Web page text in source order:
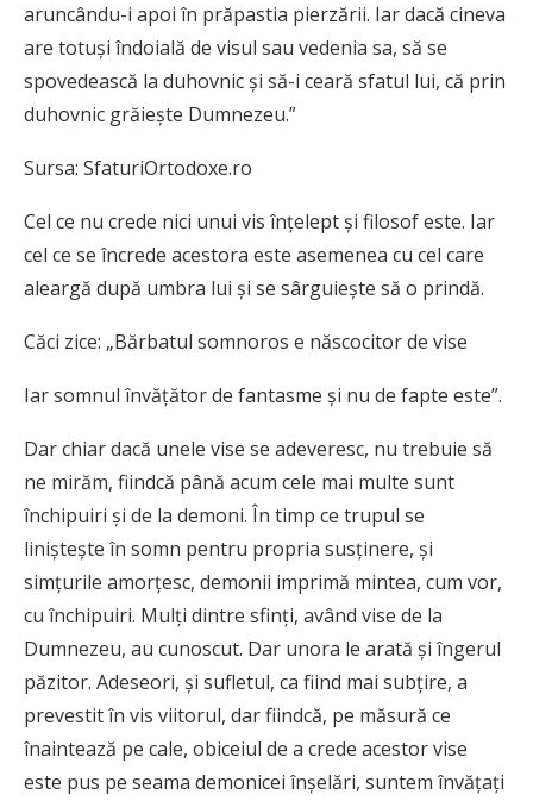
aruncându-i apoi în prăpastia pierzării. Iar dacă cineva
are totuși îndoială de visul sau vedenia sa, să se
spovedească la duhovnic și să-i ceară sfatul lui, că prin
duhovnic grăiește Dumnezeu.”
Sursa: SfaturiOrtodoxe.ro
Cel ce nu crede nici unui vis înțelept și filosof este. Iar
cel ce se încrede acestora este asemenea cu cel care
aleargă după umbra lui și se sârguiește să o prindă.
Căci zice: „Bărbatul somnoros e născocitor de vise
Iar somnul învățător de fantasme și nu de fapte este”.
Dar chiar dacă unele vise se adeveresc, nu trebuie să
ne mirăm, fiindcă până acum cele mai multe sunt
închipuiri și de la demoni. În timp ce trupul se
liniștește în somn pentru propria susținere, și
simțurile amorțesc, demonii imprimă mintea, cum vor,
cu închipuiri. Mulți dintre sfinți, având vise de la
Dumnezeu, au cunoscut. Dar unora le arată și îngerul
păzitor. Adeseori, și sufletul, ca fiind mai subțire, a
prevestit în vis viitorul, dar fiindcă, pe măsură ce
înaintează pe cale, obiceiul de a crede acestor vise
este pus pe seama demonicei înșelări, suntem învățați